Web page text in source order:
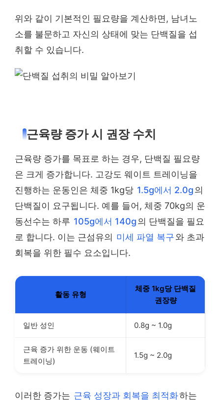
위와 같이 기본적인 필요량을 계산하면, 남녀노
소를 불문하고 자신의 상태에 맞는 단백질을 섭
취할 수 있습니다.
근육량 증가 시 권장 수치
근육량 증가를 목표로 하는 경우, 단백질 필요량
은 크게 증가합니다. 고강도 웨이트 트레이닝을
진행하는 운동인은 체중 1kg당 1.5g에서 2.0g의
단백질이 요구됩니다. 예를 들어, 체중 70kg의 운
동선수는 하루 105g에서 140g의 단백질을 필요
로 합니다. 이는 근섬유의 미세 파열 복구와 초과
회복을 위한 필수 요소입니다.
활동 유형
체중 1kg당 단백질
권장량
일반 성인 0.8g ~ 1.0g
근육 증가 위한 운동 (웨이트
트레이닝)
1.5g ~ 2.0g
이러한 증가는 근육 성장과 회복을 최적화하는